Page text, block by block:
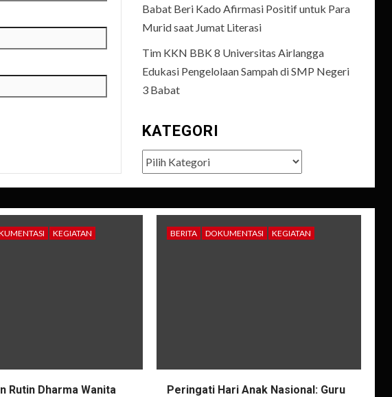
Babat Beri Kado Afirmasi Positif untuk Para
Murid saat Jumat Literasi
Tim KKN BBK 8 Universitas Airlangga
Edukasi Pengelolaan Sampah di SMP Negeri
3 Babat
KATEGORI
Kategori
KEGIATAN
Rutin Dharma Wanita
BERITA DOKUMENTASI KEGIATAN
Peringati Hari Anak Nasional: Guru